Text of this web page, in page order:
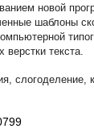
новой
шаблоны
верстки текста.
, слогоделение,